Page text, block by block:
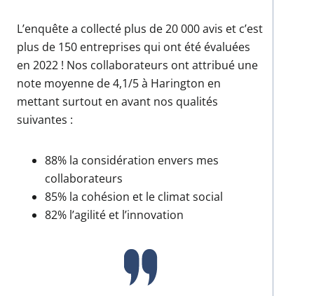
L’enquête a collecté plus de 20 000 avis et c’est
plus de 150 entreprises qui ont été évaluées
en 2022 ! Nos collaborateurs ont attribué une
note moyenne de 4,1/5 à Harington en
mettant surtout en avant nos qualités
suivantes :
88% la considération envers mes
collaborateurs
85% la cohésion et le climat social
82% l’agilité et l’innovation